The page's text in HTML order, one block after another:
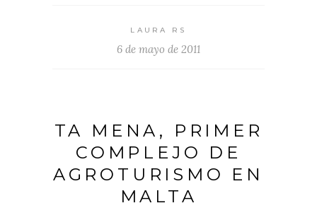
LAURA RS
6 de mayo de 2011
TA MENA, PRIMER
COMPLEJO DE
AGROTURISMO EN
MALTA